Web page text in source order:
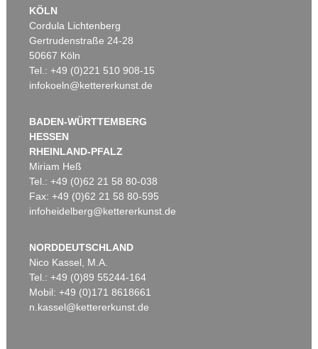
KÖLN
Cordula Lichtenberg
Gertrudenstraße 24-28
50667 Köln
Tel.: +49 (0)221 510 908-15
infokoeln@kettererkunst.de
BADEN-WÜRTTEMBERG
HESSEN
RHEINLAND-PFALZ
Miriam Heß
Tel.: +49 (0)62 21 58 80-038
Fax: +49 (0)62 21 58 80-595
infoheidelberg@kettererkunst.de
NORDDEUTSCHLAND
Nico Kassel, M.A.
Tel.: +49 (0)89 55244-164
Mobil: +49 (0)171 8618661
n.kassel@kettererkunst.de